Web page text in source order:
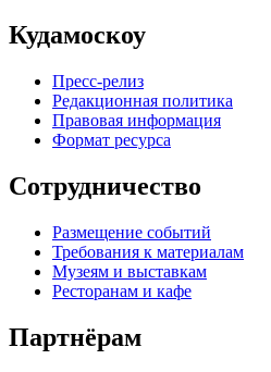
Кудамоскоу
Пресс-релиз
Редакционная политика
Правовая информация
Формат ресурса
Сотрудничество
Размещение событий
Требования к материалам
Музеям и выставкам
Ресторанам и кафе
Партнёрам